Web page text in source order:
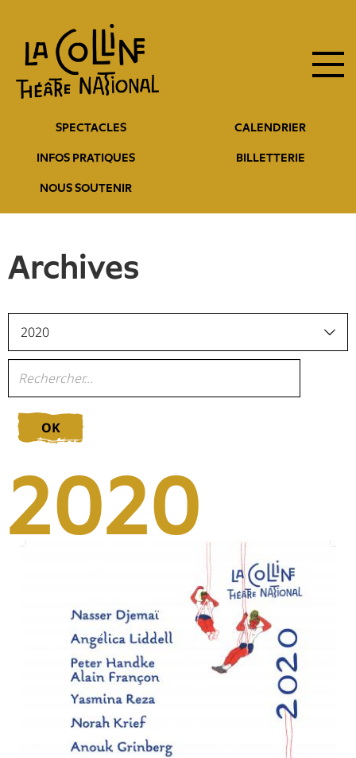
contenu
principal
entête
SPECTACLES CALENDRIER
INFOS PRATIQUES BILLETTERIE
NOUS SOUTENIR
principale
Archives
2020
OK
2020